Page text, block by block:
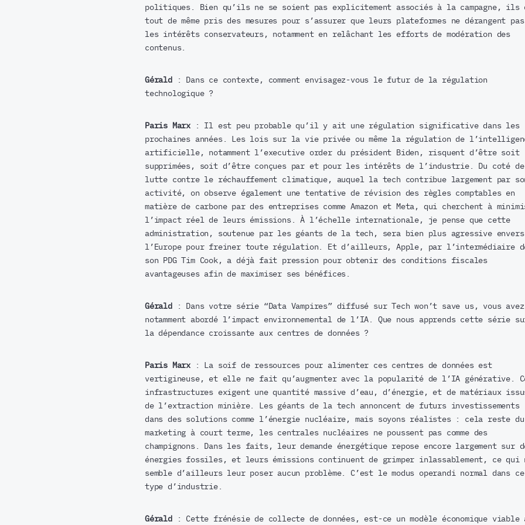
politiques. Bien qu’ils ne se soient pas explicitement associés à la campagne, ils
tout de même pris des mesures pour s’assurer que leurs plateformes ne dérangent pas
les intérêts conservateurs, notamment en relâchant les efforts de modération des
contenus.
Gérald: Dans ce contexte, comment envisagez-vous le futur de la régulation
technologique ?
Paris Marx : Il est peu probable qu’il y ait une régulation significative dans les
prochaines années. Les lois sur la vie privée ou même la régulation de
artificielle, notamment l’executive order du président Biden, risquent d’être soit
supprimées, soit d’être conçues par et pour les intérêts de l’industrie. Du coté
lutte contre le réchauffement climatique, auquel la tech contribue largement par
activité, on observe également une tentative de révision des règles comptables en
matière de carbone par des entreprises comme Amazon et Meta, qui cherchent à
l’impact réel de leurs émissions. À l’échelle internationale, je pense que cette
administration, soutenue par les géants de la tech, sera bien plus agressive envers
l’Europe pour freiner toute régulation. Et d’ailleurs, Apple, par l’intermédiaire
son PDG Tim Cook, a déjà fait pression pour obtenir des conditions fiscales
avantageuses afin de maximiser ses bénéfices.
Gérald: Dans votre série “Data Vampires” diffusé sur Tech won’t save us, vous avez
notamment abordé l’impact environnemental de l’IA. Que nous apprends cette série
la dépendance croissante aux centres de données ?
Paris Marx : La soif de ressources pour alimenter ces centres de données est
vertigineuse, et elle ne fait qu’augmenter avec la popularité de l’IA générative.
infrastructures exigent une quantité massive d’eau, d’énergie, et de matériaux
de l’extraction minière. Les géants de la tech annoncent de futurs investissements
dans des solutions comme l’énergie nucléaire, mais soyons réalistes : cela reste du
marketing à court terme, les centrales nucléaires ne poussent pas comme des
champignons. Dans les faits, leur demande énergétique repose encore largement sur
énergies fossiles, et leurs émissions continuent de grimper inlassablement, ce qui
semble d’ailleurs leur poser aucun problème. C’est le modus operandi normal dans ce
type d’industrie.
Gérald: Cette frénésie de collecte de données, est-ce un modèle économique viable